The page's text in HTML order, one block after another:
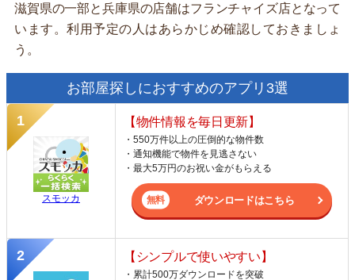
滋賀県の一部と兵庫県の店舗はフランチャイズ店となって
います。利用予定の人はあらかじめ確認しておきましょ
う。
お部屋探しにおすすめのアプリ3選
スモッカ
【物件情報を毎日更新】
・550万件以上の圧倒的な物件数
・通知機能で物件を見逃さない
・最大5万円のお祝い金がもらえる
ダウンロードはこちら
【シンプルで使いやすい】
・累計500万ダウンロードを突破